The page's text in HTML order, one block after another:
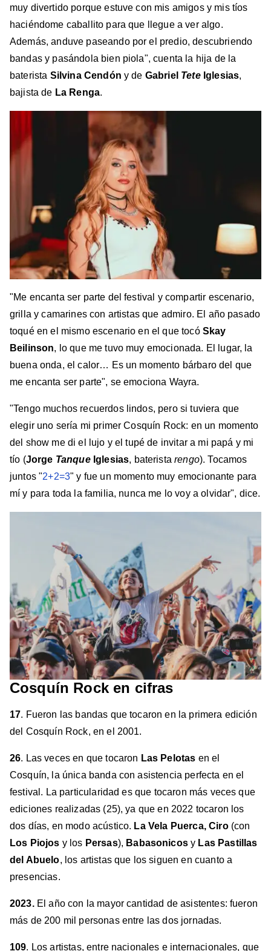
muy divertido porque estuve con mis amigos y mis tíos
haciéndome caballito para que llegue a ver algo.
Además, anduve paseando por el predio, descubriendo
bandas y pasándola bien piola", cuenta la hija de la
baterista Silvina Cendón y de Gabriel Tete Iglesias,
bajista de La Renga.
"Me encanta ser parte del festival y compartir escenario,
grilla y camarines con artistas que admiro. El año pasado
toqué en el mismo escenario en el que tocó Skay
Beilinson, lo que me tuvo muy emocionada. El lugar, la
buena onda, el calor… Es un momento bárbaro del que
me encanta ser parte", se emociona Wayra.
"Tengo muchos recuerdos lindos, pero si tuviera que
elegir uno sería mi primer Cosquín Rock: en un momento
del show me di el lujo y el tupé de invitar a mi papá y mi
tío (Jorge Tanque Iglesias, bateristarengo). Tocamos
juntos "2+2=3" y fue un momento muy emocionante para
mí y para toda la familia, nunca me lo voy a olvidar", dice.
Cosquín Rock en cifras
17. Fueron las bandas que tocaron en la primera edición
del Cosquín Rock, en el 2001.
26. Las veces en que tocaron Las Pelotas en el
Cosquín, la única banda con asistencia perfecta en el
festival. La particularidad es que tocaron más veces que
ediciones realizadas (25), ya que en 2022 tocaron los
dos días, en modo acústico. La Vela Puerca, Ciro(con
Los Piojos y los Persas), Babasonicosy Las Pastillas
del Abuelo, los artistas que los siguen en cuanto a
presencias.
2023. El año con la mayor cantidad de asistentes: fueron
más de 200 mil personas entre las dos jornadas.
109. Los artistas, entre nacionales e internacionales, que